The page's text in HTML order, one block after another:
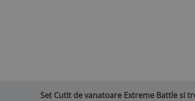
Set Cutit de vanatoare Extreme Battle si